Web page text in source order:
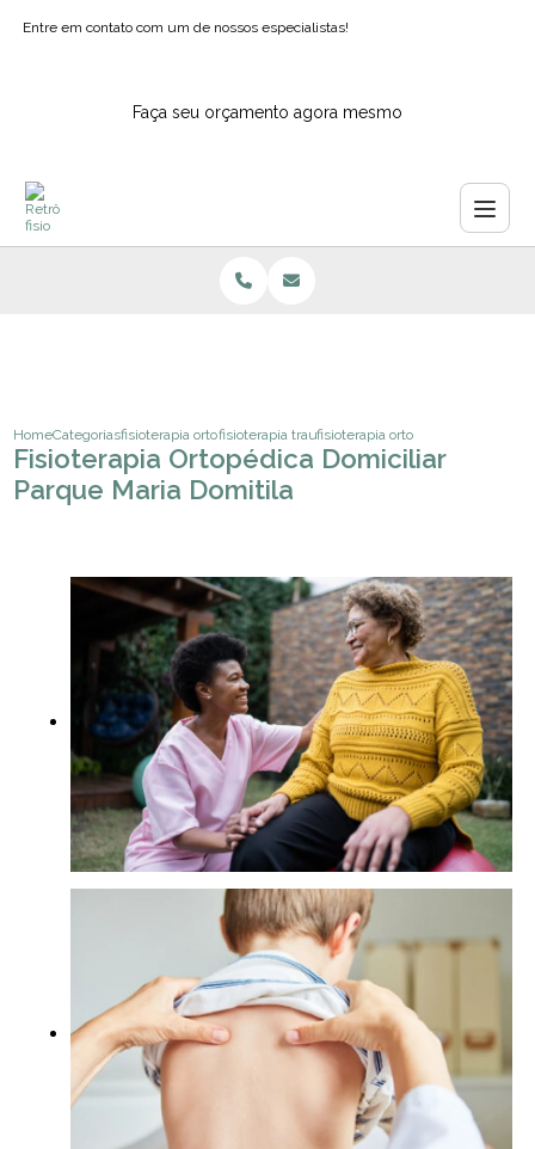
Entre em contato com um de nossos especialistas!
Faça seu orçamento agora mesmo
HomeCategoriasfisioterapia ortopedicafisioterapia traumato ortopedica funcional
fisioterapia ortopedica domiciliar
Fisioterapia Ortopédica Domiciliar
Parque Maria Domitila